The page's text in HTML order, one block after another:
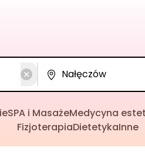
SPA i MasażeMedycyna
FizjoterapiaDietetykaInne